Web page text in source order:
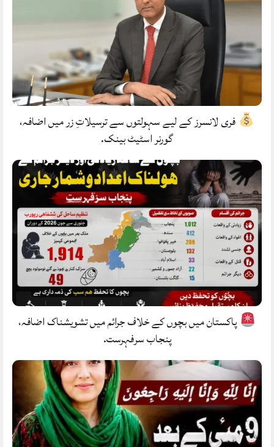
فری لانسرز کے لیے سہولتوں سے ترسیلاتِ زر میں اضافہ،
گورنر اسٹیٹ بینک.
پاکستان میں بچوں کے خلاف جرائم میں تشویشناک اضافہ،
پنجاب سرفہرست.